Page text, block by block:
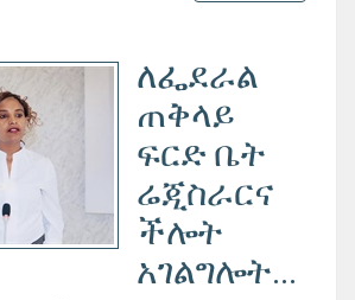
ለፌደራል
ጠቅላይ
ፍርድ ቤት
ሬጂስራርና
ችሎት
አገልግሎት...